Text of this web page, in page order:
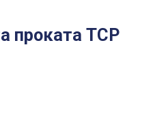
проката ТСР